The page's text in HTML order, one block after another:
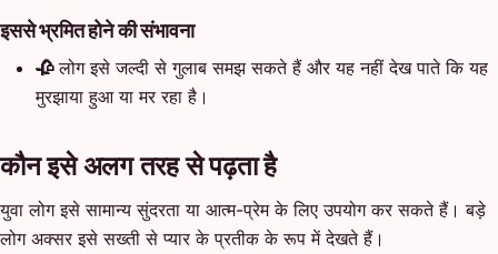
इससे भ्रमित होने की संभावना
🥀लोग इसे जल्दी से गुलाब समझ सकते हैं और यह नहीं देख पाते कि यह
मुरझाया हुआ या मर रहा है।
कौन इसे अलग तरह से पढ़ता है
युवा लोग इसे सामान्य सुंदरता या आत्म-प्रेम के लिए उपयोग कर सकते हैं। बड़े
लोग अक्सर इसे सख्ती से प्यार के प्रतीक के रूप में देखते हैं।